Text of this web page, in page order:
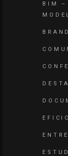
BIM –